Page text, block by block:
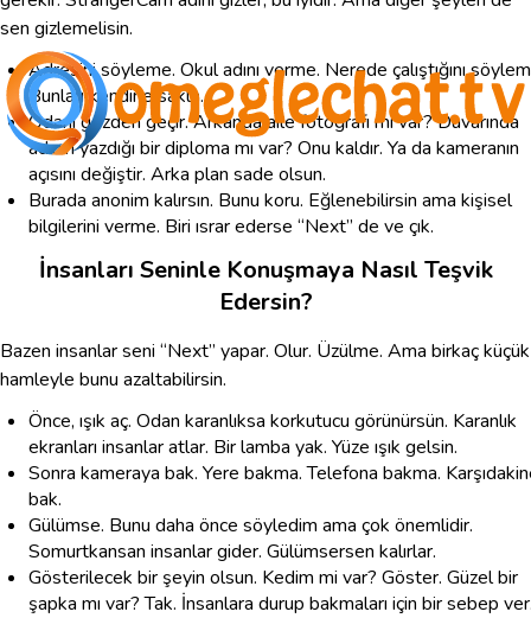
sen gizlemelisin.
Adresini söyleme. Okul adını verme. Nerede çalıştığını
Bunları kendine sakla.
Odanı gözden geçir. Arkanda aile fotoğrafı mı var? Duvarında
adının yazdığı bir diploma mı var? Onu kaldır. Ya da kameranın
açısını değiştir. Arka plan sade olsun.
Burada anonim kalırsın. Bunu koru. Eğlenebilirsin ama kişisel
bilgilerini verme. Biri ısrar ederse “Next” de ve çık.
İnsanları Seninle Konuşmaya Nasıl Teşvik
Edersin?
Bazen insanlar seni “Next” yapar. Olur. Üzülme. Ama birkaç küçük
hamleyle bunu azaltabilirsin.
Önce, ışık aç. Odan karanlıksa korkutucu görünürsün. Karanlık
ekranları insanlar atlar. Bir lamba yak. Yüze ışık gelsin.
Sonra kameraya bak. Yere bakma. Telefona bakma.
bak.
Gülümse. Bunu daha önce söyledim ama çok önemlidir.
Somurtkansan insanlar gider. Gülümsersen kalırlar.
Gösterilecek bir şeyin olsun. Kedim mi var? Göster. Güzel bir
şapka mı var? Tak. İnsanlara durup bakmaları için bir sebep